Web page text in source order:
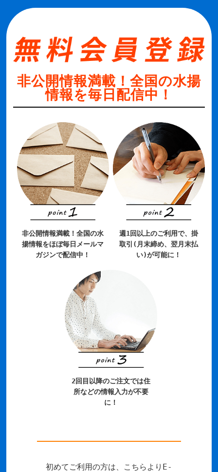
非公開情報満載！全国の水揚
情報を毎日配信中！
非公開情報満載！全国の水
揚情報をほぼ毎日メールマ
ガジンで配信中！
週1回以上のご利用で、掛
取引(月末締め、翌月末払
い)が可能に！
2回目以降のご注文では住
所などの情報入力が不要
に！
初めてご利用の方は、こちらよりE-